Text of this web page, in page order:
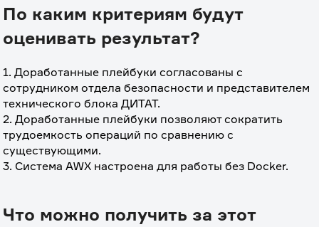
По каким критериям будут
оценивать результат?
1. Доработанные плейбуки согласованы с
сотрудником отдела безопасности и представителем
технического блока ДИТАТ.
2. Доработанные плейбуки позволяют сократить
трудоемкость операций по сравнению с
существующими.
3. Система AWX настроена для работы без Docker.
Что можно получить за этот